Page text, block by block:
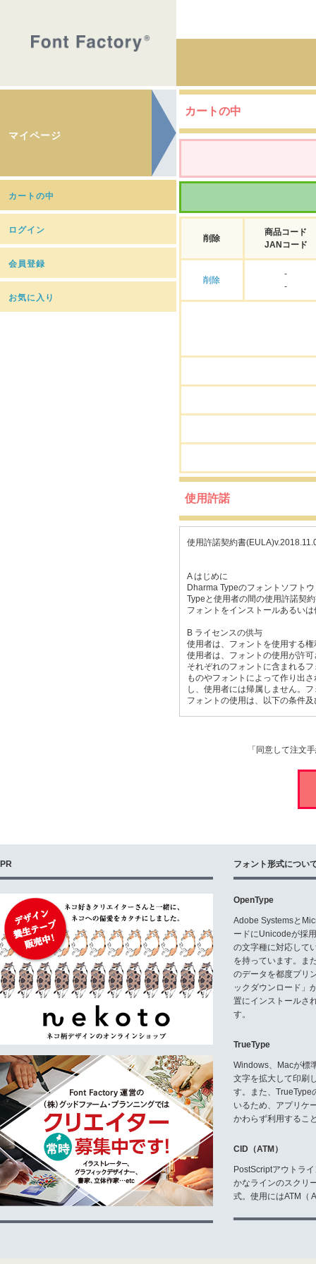
マイページ
カートの中
ログイン
会員登録
お気に入り
カートの中
削除
商品コード
JANコード
削除
-
-
使用許諾
使用許諾契約書
A はじめに
Dharma Typeのフォントソフト
Typeと使用者の間の使用許諾契
フォントをインストールあるい
B ライセンスの供与
使用者は、フォントを使用する
使用者は、フォントの使用が許
それぞれのフォントに含まれる
ものやフォントによって作り出
し、使用者には帰属しません。
フォントの使用は、以下の条件
者によって購入された時に確定
社あるいは世帯に属している必
1つのサーバーもしくは1つのロ
E1 フォントの使用
使用者は、個人的なあるいはプ
例えば、本の表紙、ロゴ、レタ
が販売する服やおもちゃ、パッ
JPG, PNG)などの創作において
E2 第三者への提供
使用者は、購入したフォントを
所、その他の部署に提供するこ
ること、作品が完成した時には
トを購入すること、に同意した
E3 フォントの修正
使用者は、グラフィックソフト
正することができます。修正さ
たり変換されたフォントは、販
場合でも、Dharma Typeは、修
フォントをWOFF、EOTやTTF
す。使用者は、パートナーサイ
す。
E4 バックアップ
使用者は、記録保存の目的のた
イルと同時にバックアップファ
E5 文章への埋め込み
使用者は、フォントをPDFファ
ただし、サブセッティングが可
使用者以外の誰にも、どのよう
なければなりません。使用者は
ど)に埋め込むこともできます。
追加の契約が必要です。
「同意して注文
PR フォント形式につい
OpenType
Adobe Systemsと
ードにUnicodeが採
の文字種に対応して
を持っています。ま
のデータを都度プリ
ックダウンロード」
置にインストールさ
す。
TrueType
Windows、Macが標
文字を拡大して印刷
す。また、TrueType
いるため、アプリケ
かわらず利用するこ
CID（ATM）
PostScriptアウトラ
かなラインのスクリ
式。使用にはATM（